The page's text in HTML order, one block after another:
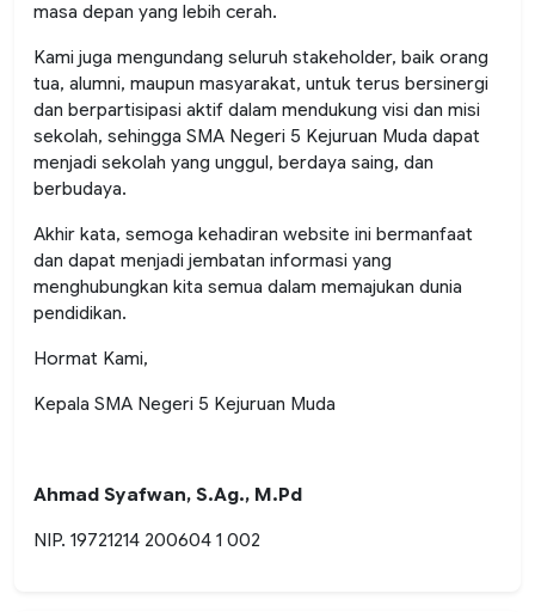
masa depan yang lebih cerah.
Kami juga mengundang seluruh stakeholder, baik orang
tua, alumni, maupun masyarakat, untuk terus bersinergi
dan berpartisipasi aktif dalam mendukung visi dan misi
sekolah, sehingga SMA Negeri 5 Kejuruan Muda dapat
menjadi sekolah yang unggul, berdaya saing, dan
berbudaya.
Akhir kata, semoga kehadiran website ini bermanfaat
dan dapat menjadi jembatan informasi yang
menghubungkan kita semua dalam memajukan dunia
pendidikan.
Hormat Kami,
Kepala SMA Negeri 5 Kejuruan Muda
Ahmad Syafwan, S.Ag., M.Pd
NIP. 19721214 200604 1 002